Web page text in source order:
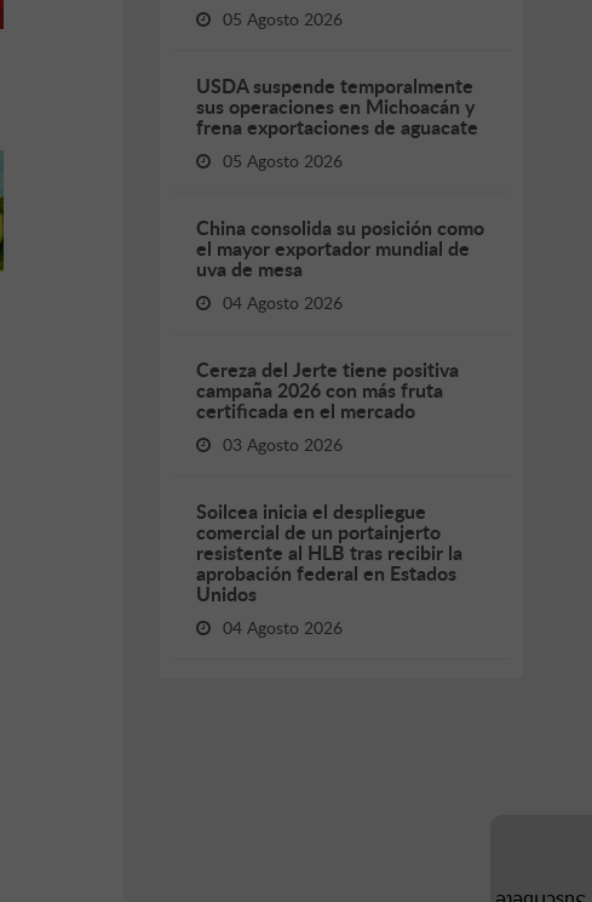
05 Agosto 2026
USDA suspende temporalmente
sus operaciones en Michoacán y
frena exportaciones de aguacate
05 Agosto 2026
China consolida su posición como
el mayor exportador mundial de
uva de mesa
04 Agosto 2026
Cereza del Jerte tiene positiva
campaña 2026 con más fruta
certificada en el mercado
03 Agosto 2026
Soilcea inicia el despliegue
comercial de un portainjerto
resistente al HLB tras recibir la
aprobación federal en Estados
Unidos
04 Agosto 2026